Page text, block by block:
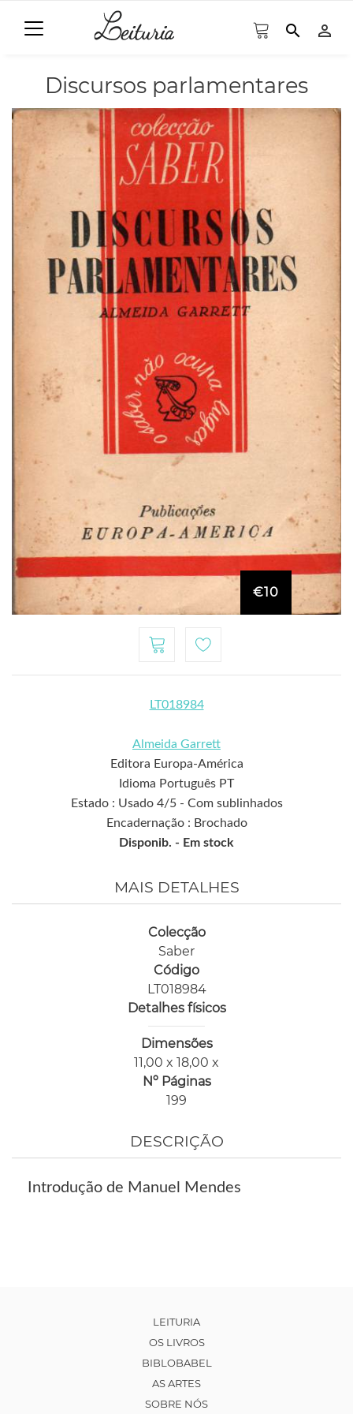
search person_outline
Discursos parlamentares
€10
LT018984
Almeida Garrett
Editora Europa-América
Idioma Português PT
Estado : Usado 4/5 - Com sublinhados
Encadernação : Brochado
Disponib. - Em stock
MAIS DETALHES
Colecção
Saber
Código
LT018984
Detalhes físicos
Dimensões
11,00 x 18,00 x
Nº Páginas
199
DESCRIÇÃO
Introdução de Manuel Mendes
LEITURIA
OS LIVROS
BIBLOBABEL
AS ARTES
SOBRE NÓS